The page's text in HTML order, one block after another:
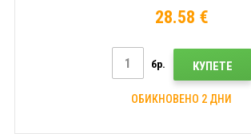
28.58 €
бр. КУПЕТЕ
ОБИКНОВЕНО 2 ДНИ